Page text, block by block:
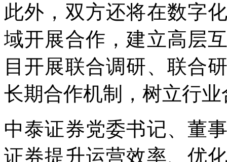
此外，双方还将在数字
域开展合作，建立高层
目开展联合调研、联合
长期合作机制，树立行
中泰证券党委书记、董
证券提升运营效率、优